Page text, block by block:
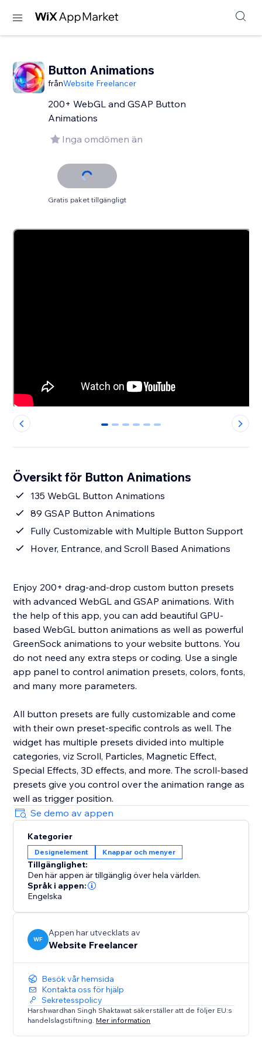
Button Animations
frånWebsite Freelancer
200+ WebGL and GSAP Button
Animations
Inga omdömen än
Gratis paket tillgängligt
0 1 2 3 4 5
Översikt för Button Animations
135 WebGL Button Animations
89 GSAP Button Animations
Fully Customizable with Multiple Button Support
Hover, Entrance, and Scroll Based Animations
Enjoy 200+ drag-and-drop custom button presets
with advanced WebGL and GSAP animations. With
the help of this app, you can add beautiful GPU-
based WebGL button animations as well as powerful
GreenSock animations to your website buttons. You
do not need any extra steps or coding. Use a single
app panel to control animation presets, colors, fonts,
and many more parameters.
All button presets are fully customizable and come
with their own preset-specific controls as well. The
widget has multiple presets divided into multiple
categories, viz Scroll, Particles, Magnetic Effect,
Special Effects, 3D effects, and more. The scroll-based
presets give you control over the animation range as
well as trigger position.
Se demo av appen
Kategorier
Designelement Knappar och menyer
Tillgänglighet:
Den här appen är tillgänglig över hela världen.
Språk i appen:
Engelska
WF
Appen har utvecklats av
Website Freelancer
Besök vår hemsida
Kontakta oss för hjälp
Sekretesspolicy
Harshwardhan Singh Shaktawat säkerställer att de följer EU:s
handelslagstiftning. Mer information